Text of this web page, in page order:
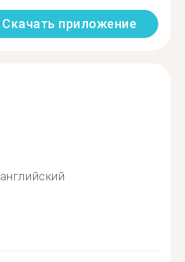
Скачать приложение
английский